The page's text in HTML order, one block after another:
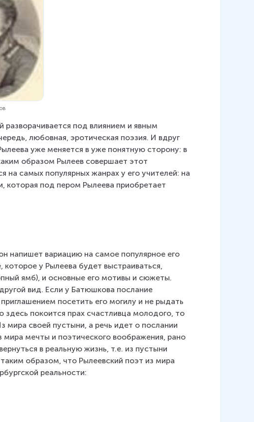
под влиянием и явным
любовная, эротическая поэзия. И вдруг
уже меняется в уже понятную сторону: в
образом Рылеев совершает этот
самых популярных жанрах у его учителей: на
которая под пером Рылеева приобретает
напишет вариацию на самое популярное его
у Рылеева будет выстраиваться,
ямб), и основные его мотивы и сюжеты.
вид. Если у Батюшкова послание
посетить его могилу и не рыдать
здесь покоится прах счастливца молодого, то
мира своей пустыни, а речь идет о послании
мира мечты и поэтического воображения, рано
в реальную жизнь, т.е. из пустыни
образом, что Рылеевский поэт из мира
реальности: